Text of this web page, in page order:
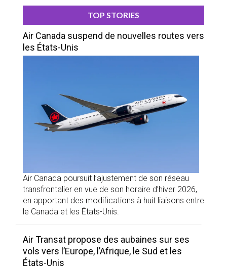
TOP STORIES
Air Canada suspend de nouvelles routes vers
les États-Unis
Air Canada poursuit l’ajustement de son réseau
transfrontalier en vue de son horaire d’hiver 2026,
en apportant des modifications à huit liaisons entre
le Canada et les États-Unis.
Air Transat propose des aubaines sur ses
vols vers l’Europe, l’Afrique, le Sud et les
États-Unis